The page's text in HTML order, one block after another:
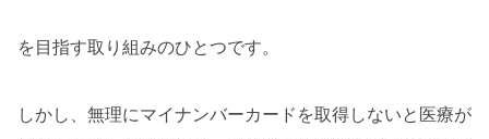
を目指す取り組みのひとつです。
しかし、無理にマイナンバーカードを取得しないと医療が